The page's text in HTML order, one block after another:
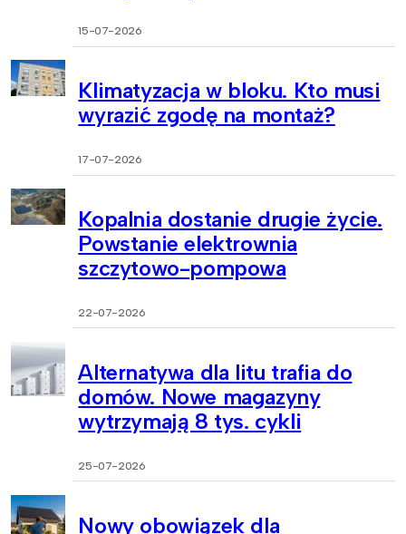
15-07-2026
Klimatyzacja w bloku. Kto musi
wyrazić zgodę na montaż?
17-07-2026
Kopalnia dostanie drugie życie.
Powstanie elektrownia
szczytowo-pompowa
22-07-2026
Alternatywa dla litu trafia do
domów. Nowe magazyny
wytrzymają 8 tys. cykli
25-07-2026
Nowy obowiązek dla